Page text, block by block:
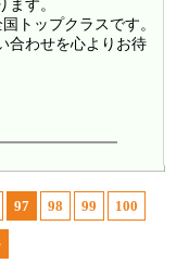
す。
トップクラスです。
合わせを心よりお待
97 98 99 100